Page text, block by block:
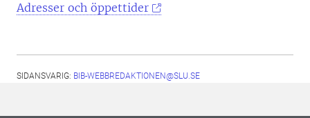
Adresser och öppettider
SIDANSVARIG: BIB-WEBBREDAKTIONEN@SLU.SE